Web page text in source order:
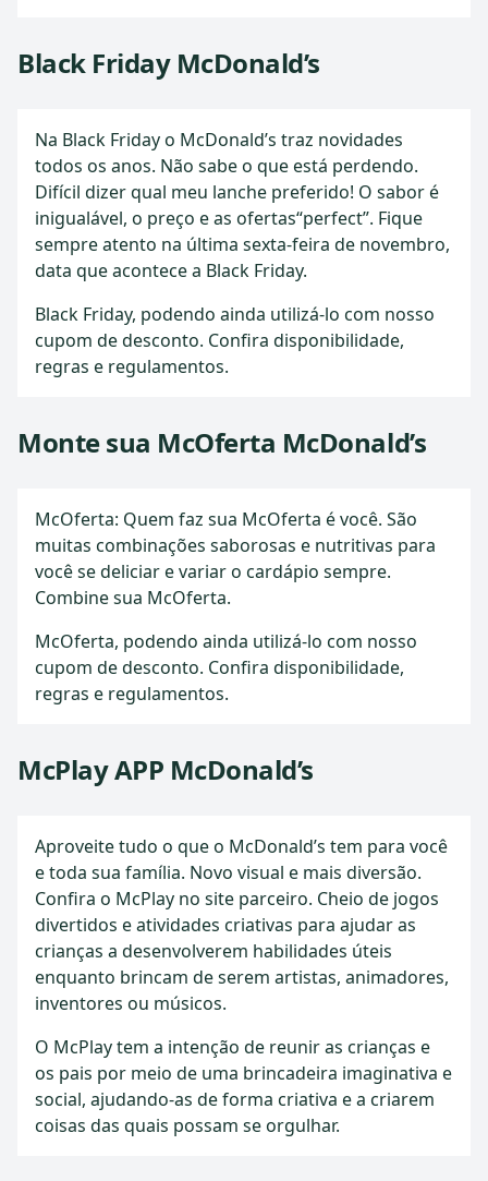
Black Friday McDonald’s
Na Black Friday o McDonald’s traz novidades
todos os anos. Não sabe o que está perdendo.
Difícil dizer qual meu lanche preferido! O sabor é
inigualável, o preço e as ofertas“perfect”. Fique
sempre atento na última sexta-feira de novembro,
data que acontece a Black Friday.
Black Friday, podendo ainda utilizá-lo com nosso
cupom de desconto. Confira disponibilidade,
regras e regulamentos.
Monte sua McOferta McDonald’s
McOferta: Quem faz sua McOferta é você. São
muitas combinações saborosas e nutritivas para
você se deliciar e variar o cardápio sempre.
Combine sua McOferta.
McOferta, podendo ainda utilizá-lo com nosso
cupom de desconto. Confira disponibilidade,
regras e regulamentos.
McPlay APP McDonald’s
Aproveite tudo o que o McDonald’s tem para você
e toda sua família. Novo visual e mais diversão.
Confira o McPlay no site parceiro. Cheio de jogos
divertidos e atividades criativas para ajudar as
crianças a desenvolverem habilidades úteis
enquanto brincam de serem artistas, animadores,
inventores ou músicos.
O McPlay tem a intenção de reunir as crianças e
os pais por meio de uma brincadeira imaginativa e
social, ajudando-as de forma criativa e a criarem
coisas das quais possam se orgulhar.